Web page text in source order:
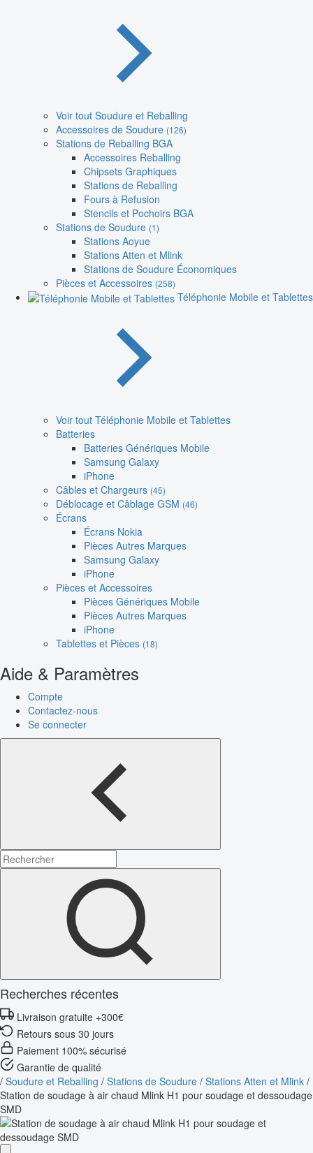
Voir tout Soudure et Reballing
Accessoires de Soudure (126)
Stations de Reballing BGA
Accessoires Reballing
Chipsets Graphiques
Stations de Reballing
Fours à Refusion
Stencils et Pochoirs BGA
Stations de Soudure (1)
Stations Aoyue
Stations Atten et Mlink
Stations de Soudure Économiques
Pièces et Accessoires (258)
Téléphonie Mobile et Tablettes
Voir tout Téléphonie Mobile et Tablettes
Batteries
Batteries Génériques Mobile
Samsung Galaxy
iPhone
Câbles et Chargeurs (45)
Déblocage et Câblage GSM (46)
Écrans
Écrans Nokia
Pièces Autres Marques
Samsung Galaxy
iPhone
Pièces et Accessoires
Pièces Génériques Mobile
Pièces Autres Marques
iPhone
Tablettes et Pièces (18)
Aide & Paramètres
Compte
Contactez-nous
Se connecter
Recherches récentes
Livraison gratuite +300€
Retours sous 30 jours
Paiement 100% sécurisé
Garantie de qualité
/ Soudure et Reballing / Stations de Soudure / Stations Atten et Mlink /
Station de soudage à air chaud Mlink H1 pour soudage et dessoudage
SMD